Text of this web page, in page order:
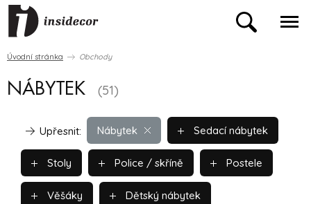
Úvodní stránka Obchody
NÁBYTEK (51)
Nábytek
Upřesnit: Sedací nábytek
Stoly Police / skříně Postele
Věšáky Dětský nábytek